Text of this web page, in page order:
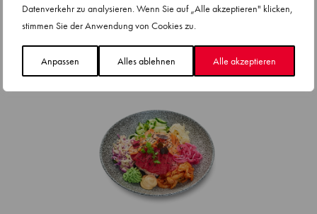
Datenverkehr zu analysieren. Wenn Sie auf „Alle akzeptieren" klicken,
stimmen Sie der Anwendung von Cookies zu.
Anpassen Alles ablehnen Alle akzeptieren
1.1kg
CO2e